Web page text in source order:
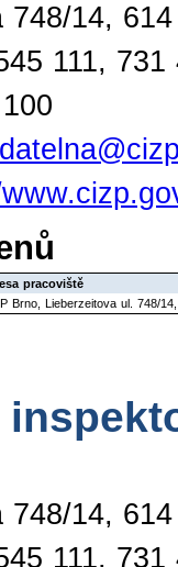
748/14,
111,
pracoviště
Brno, Lieberzeitova ul. 748/
748/14,
111,